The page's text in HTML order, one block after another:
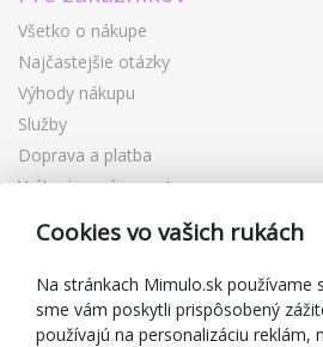
Všetko o nákupe
Najčastejšie otázky
Výhody nákupu
Služby
Doprava a platba
Vrátenie a výmena tovaru
Reklamácia
Zľavové kupóny
Blog
Cookies vo vašich rukách
Na stránkach Mimulo.sk používame
sme vám poskytli prispôsobený
používajú na personalizáciu reklám,